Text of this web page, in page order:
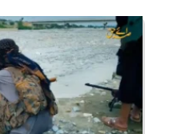
আল-